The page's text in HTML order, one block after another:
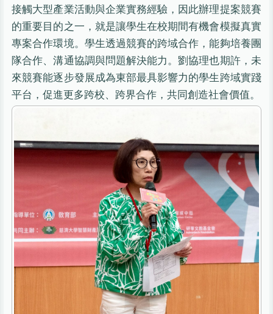
接觸大型產業活動與企業實務經驗，因此辦理提案競賽
的重要目的之一，就是讓學生在校期間有機會模擬真實
專案合作環境。學生透過競賽的跨域合作，能夠培養團
隊合作、溝通協調與問題解決能力。劉協理也期許，未
來競賽能逐步發展成為東部最具影響力的學生跨域實踐
平台，促進更多跨校、跨界合作，共同創造社會價值。